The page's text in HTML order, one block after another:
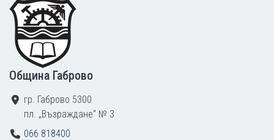
Община Габрово
гр. Габрово 5300
пл. „Възраждане“ № 3
066 818400